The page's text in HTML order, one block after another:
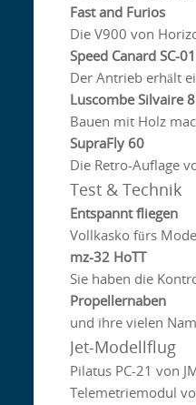
Fast and Furios
Die V900 von
Speed Canard SC-01
Der Antrieb erhält
Luscombe Silvaire 8
Bauen mit Holz
SupraFly 60
Die Retro-Auflage
Test & Technik
Entspannt fliegen
Vollkasko fürs
mz-32 HoTT
Sie haben die
Propellernaben
und ihre vielen
Jet-Modellflug
Pilatus PC-21 von
Telemetriemodul